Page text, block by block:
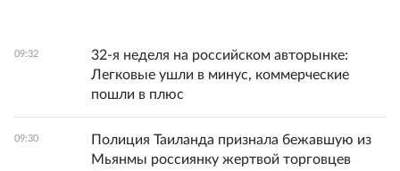
09:32
32-я неделя на российском авторынке:
Легковые ушли в минус, коммерческие
пошли в плюс
09:30
Полиция Таиланда признала бежавшую из
Мьянмы россиянку жертвой торговцев